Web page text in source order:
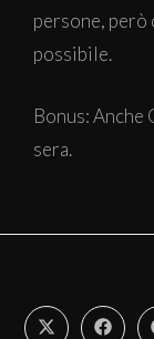
persone, però
possibile.
Bonus:
sera.